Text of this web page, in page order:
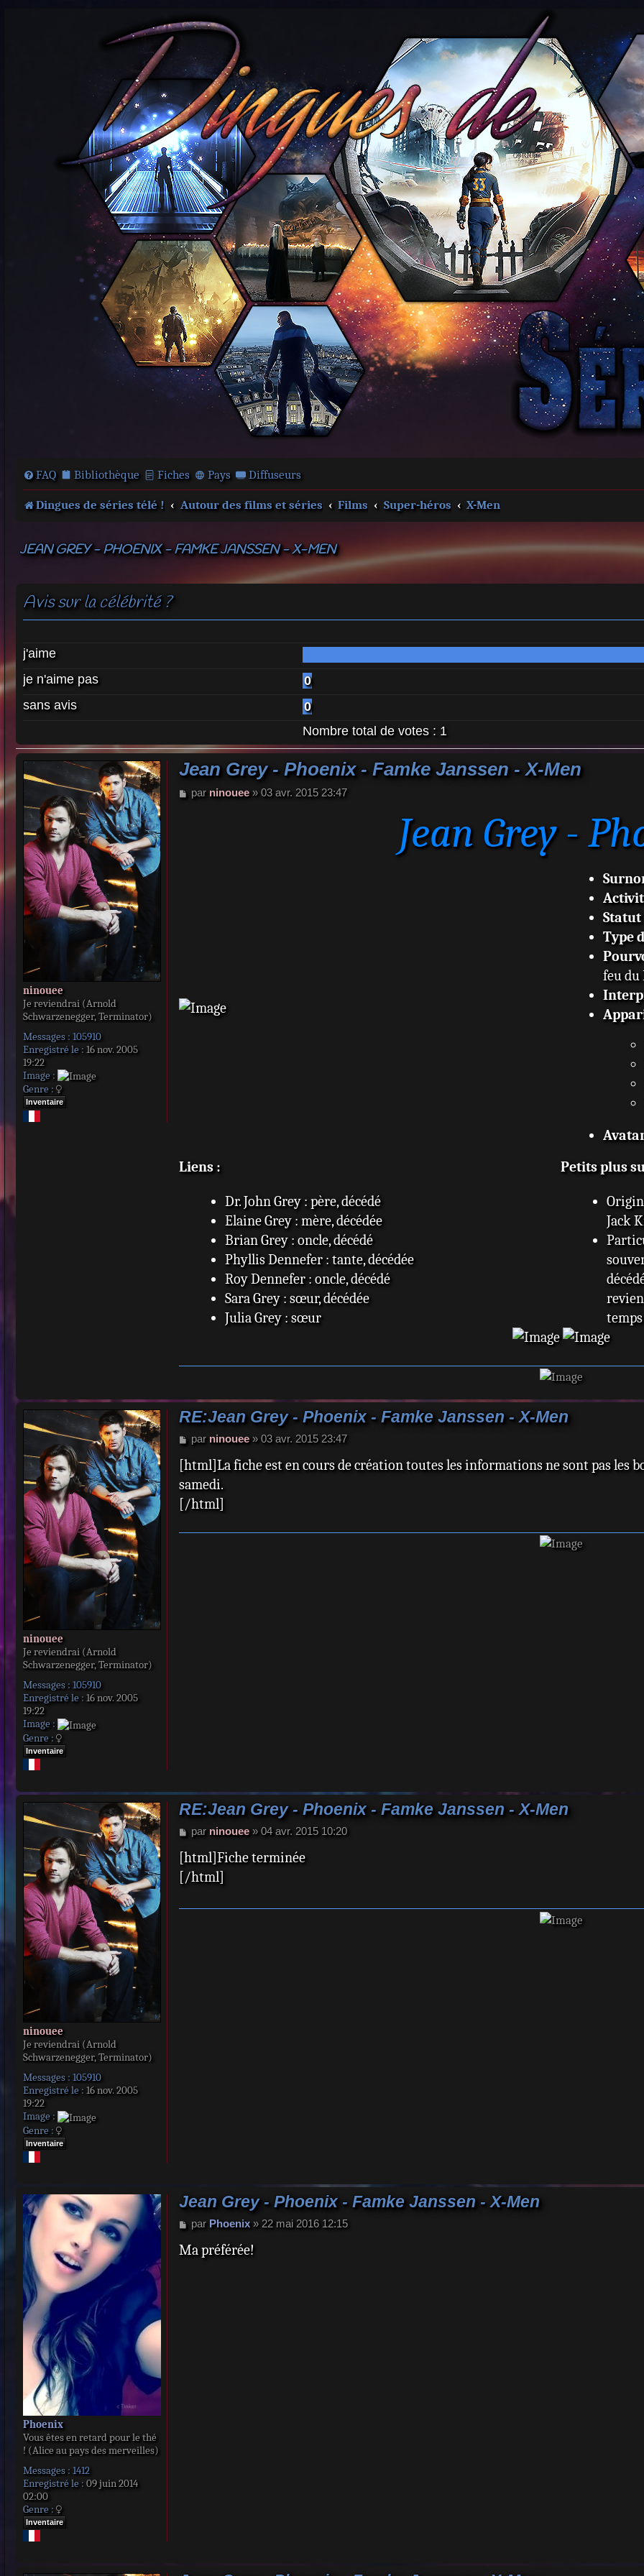
FAQ Bibliothèque Fiches Pays Diffuseurs
Dingues de séries télé ! Autour des films et séries Films Super-héros X-Men
JEAN GREY - PHOENIX - FAMKE JANSSEN - X-MEN
Avis sur la célébrité ?
j'aime
je n'aime pas
0
sans avis
0
Nombre total de votes : 1
ninouee
Je reviendrai (Arnold
Schwarzenegger, Terminator)
Messages : 105910
Enregistré le : 16 nov. 2005
19:22
Image :
Genre :
Inventaire
Jean Grey - Phoenix - Famke Janssen - X-Men
M
par ninouee» 03 avr. 2015 23:47
Jean Grey -
Statut
Type
feu du
Liens :
Dr. John Grey : père, décédé
Elaine Grey : mère, décédée
Brian Grey : oncle, décédé
Phyllis Dennefer : tante, décédée
Roy Dennefer : oncle, décédé
Sara Grey : sœur, décédée
Julia Grey : sœur
Joey Bailey : neveu
Derry Campbell : nièce, décédée
Bekka Wallis : nièce, décédée
Scott Summers : époux
Gabriel Summers : beau-frère
Petits plus
Jack
annulé.
ninouee
Je reviendrai (Arnold
Schwarzenegger, Terminator)
Messages : 105910
Enregistré le : 16 nov. 2005
19:22
Image :
Genre :
Inventaire
RE:Jean Grey - Phoenix - Famke Janssen - X-Men
M
s
a
g
par ninouee» 03 avr. 2015 23:47
[html]La fiche est en cours de création toutes les informations ne sont pas les
samedi.
[/html]
ninouee
Je reviendrai (Arnold
Schwarzenegger, Terminator)
Messages : 105910
Enregistré le : 16 nov. 2005
19:22
Image :
Genre :
Inventaire
RE:Jean Grey - Phoenix - Famke Janssen - X-Men
M
s
s
a
e
par ninouee» 04 avr. 2015 10:20
[html]Fiche terminée
[/html]
Phoenix
Vous êtes en retard pour le thé
! (Alice au pays des merveilles)
Messages : 1412
Enregistré le : 09 juin 2014
02:00
Genre :
Inventaire
Jean Grey - Phoenix - Famke Janssen - X-Men
M
s
par Phoenix» 22 mai 2016 12:15
Ma préférée!